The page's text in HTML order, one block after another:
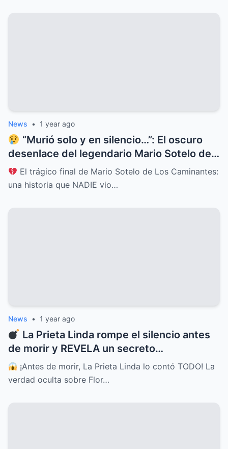
News • 1 year ago
“Murió solo y en silencio…”: El oscuro
desenlace del legendario Mario Sotelo deja
al mundo en shock
El trágico final de Mario Sotelo de Los Caminantes:
una historia que NADIE vio…
News • 1 year ago
La Prieta Linda rompe el silencio antes
de morir y REVELA un secreto
INIMAGINABLE sobre Flor Silvestre
¡Antes de morir, La Prieta Linda lo contó TODO! La
verdad oculta sobre Flor…